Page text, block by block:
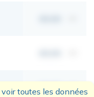
00,00
toutes les données